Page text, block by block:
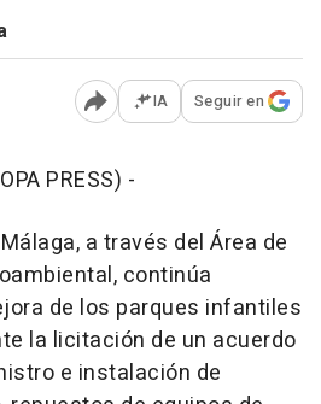
Abrir opciones para
IA Seguir en
PRESS) -
a través del Área de
continúa
de los parques infantiles
la licitación de un acuerdo
e instalación de